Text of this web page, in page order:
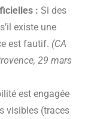
: Si des
existe une
est fautif. (CA
29 mars
est engagée
visibles (traces